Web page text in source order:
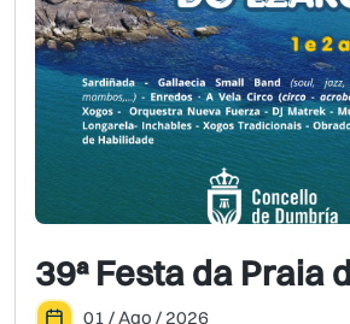
39ª Festa da Praia
01 / Ago / 2026